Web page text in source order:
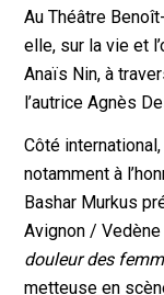
Au Théâtre
elle, sur la vie et
Anaïs Nin, à
l’autrice Agnès
Côté
notamment à
Bashar Murkus
Avignon / Vedène
douleur des
metteuse en